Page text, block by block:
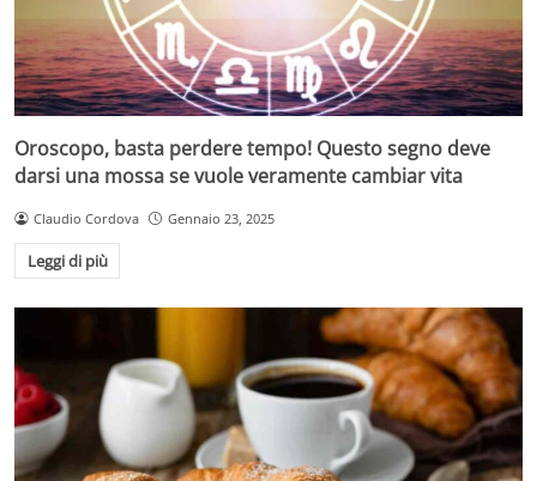
Oroscopo, basta perdere tempo! Questo segno deve
darsi una mossa se vuole veramente cambiar vita
Claudio Cordova Gennaio 23, 2025
Leggi di più